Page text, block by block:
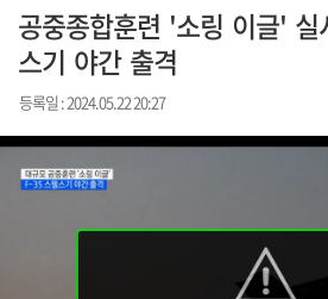
공중종합훈련 '소링 이글'
스기 야간 출격
등록일 : 2024.05.22 20:27